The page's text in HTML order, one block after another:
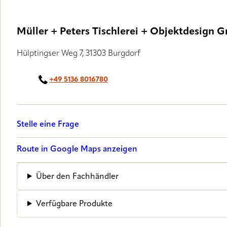
Müller + Peters Tischlerei + Objektdesign
Hülptingser Weg 7, 31303 Burgdorf
+49 5136 8016780
Stelle eine Frage
Route in Google Maps anzeigen
Über den Fachhändler
Verfügbare Produkte